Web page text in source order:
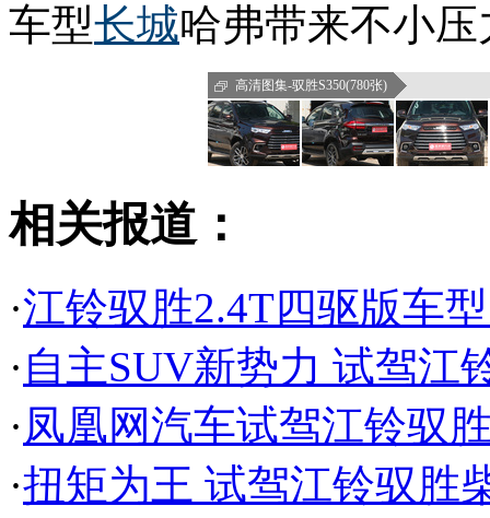
车型长城哈弗带来不小压
高清图集-驭胜S350(780张)
相关报道：
·江铃驭胜2.4T四驱版车
· 自主SUV新势力 试驾江
·凤凰网汽车试驾江铃驭
·扭矩为王 试驾江铃驭胜